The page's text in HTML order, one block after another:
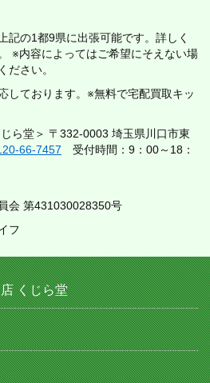
記の1都9県に出張可能です。詳しく
※内容によってはご希望にそえない場
ださい。
しております。※無料で宅配買取キッ
ら堂＞ 〒332-0003 埼玉県川口市東
66-7457 受付時間：9：00～18：
会 第431030028350号
フ
くじら堂